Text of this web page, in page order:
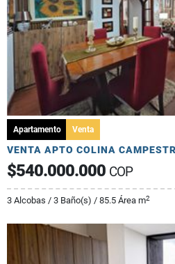
Apartamento Venta
$540.000.000 COP
3 Alcobas / 3 Baño(s) / 85.5 Área m2